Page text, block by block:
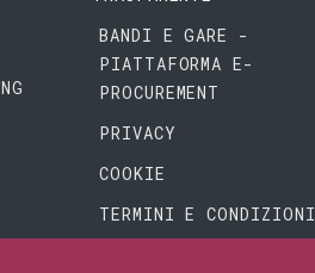
BANDI E GARE -
PIATTAFORMA E-
PROCUREMENT
PRIVACY
COOKIE
TERMINI E CONDIZIONI